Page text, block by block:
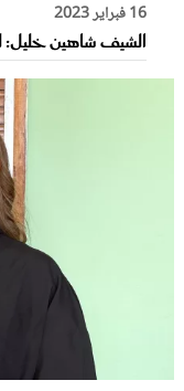
16 فبراير 2023
الشيف شاهين خليل: